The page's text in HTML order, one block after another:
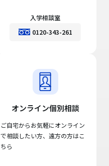
入学相談室
0120-343-261
オンライン個別相談
ご自宅からお気軽にオンライン
で相談したい方、遠方の方はこ
ちら